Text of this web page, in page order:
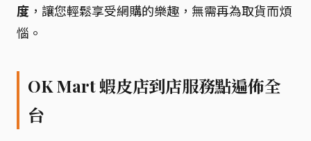
度 ，讓您輕鬆享受網購的樂趣，無需再為取貨而煩
惱。
OK Mart 蝦皮店到店服務點遍佈全
台